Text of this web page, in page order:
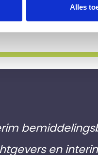
Alles
aan inschrijving en
en